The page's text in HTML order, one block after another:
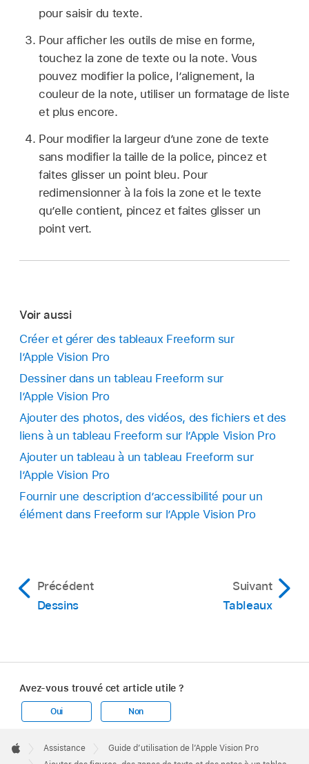
pour saisir du texte.
Pour afficher les outils de mise en forme,
touchez la zone de texte ou la note. Vous
pouvez modifier la police, l’alignement, la
couleur de la note, utiliser un formatage de liste
et plus encore.
Pour modifier la largeur d’une zone de texte
sans modifier la taille de la police, pincez et
faites glisser un point bleu. Pour
redimensionner à la fois la zone et le texte
qu’elle contient, pincez et faites glisser un
point vert.
Voir aussi
Créer et gérer des tableaux Freeform sur
l’Apple Vision Pro
Dessiner dans un tableau Freeform sur
l’Apple Vision Pro
Ajouter des photos, des vidéos, des fichiers et des
liens à un tableau Freeform sur l’Apple Vision Pro
Ajouter un tableau à un tableau Freeform sur
l’Apple Vision Pro
Fournir une description d’accessibilité pour un
élément dans Freeform sur l’Apple Vision Pro
Précédent
Dessins
Suivant
Tableaux
Avez-vous trouvé cet article utile ?
Oui Non
Footer

Apple
Assistance
Guide d’utilisation de l’Apple Vision Pro